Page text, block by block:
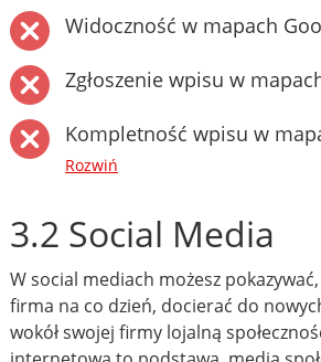
Widoczność w mapach
Zgłoszenie wpisu w
Kompletność wpisu w
Rozwiń
3.2 Social Media
W social mediach możesz
firma na co dzień, docierać do
wokół swojej firmy lojalną